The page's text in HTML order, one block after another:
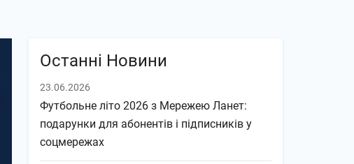
Останні Новини
23.06.2026
Футбольне літо 2026 з Мережею Ланет:
подарунки для абонентів і підписників у
соцмережах